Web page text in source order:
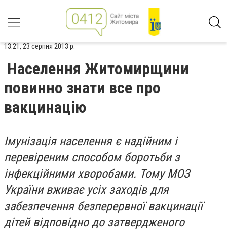
13:21, 23 серпня 2013 р.
Населення Житомирщини
повинно знати все про
вакцинацію
Імунізація населення є надійним і
перевіреним способом боротьби з
інфекційними хворобами. Тому МОЗ
України вживає усіх заходів для
забезпечення безперервної вакцинації
дітей відповідно до затвердженого